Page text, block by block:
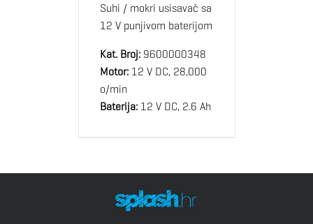
Suhi / mokri usisavač sa
12 V punjivom baterijom
Kat. Broj:9600000348
Motor:12 V DC, 28,000
o/min
Baterija:12 V DC, 2.6 Ah